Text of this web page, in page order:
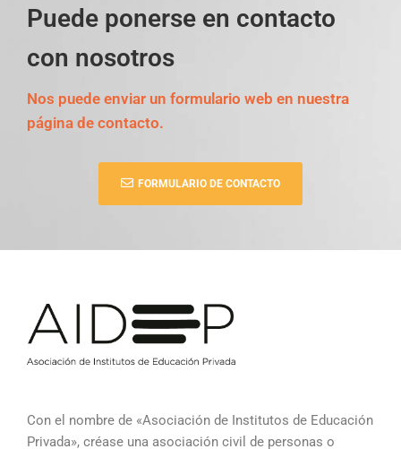
Puede ponerse en contacto
con nosotros
Nos puede enviar un formulario web en nuestra
página de contacto.
FORMULARIO DE CONTACTO
Con el nombre de «Asociación de Institutos de Educación
Privada», créase una asociación civil de personas o